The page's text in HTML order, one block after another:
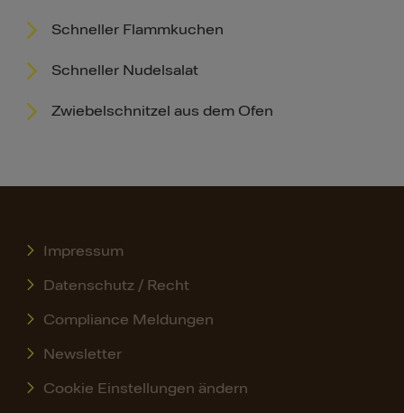
Schneller Flammkuchen
Schneller Nudelsalat
Zwiebelschnitzel aus dem Ofen
Impressum
Datenschutz / Recht
Compliance Meldungen
Newsletter
Cookie Einstellungen ändern